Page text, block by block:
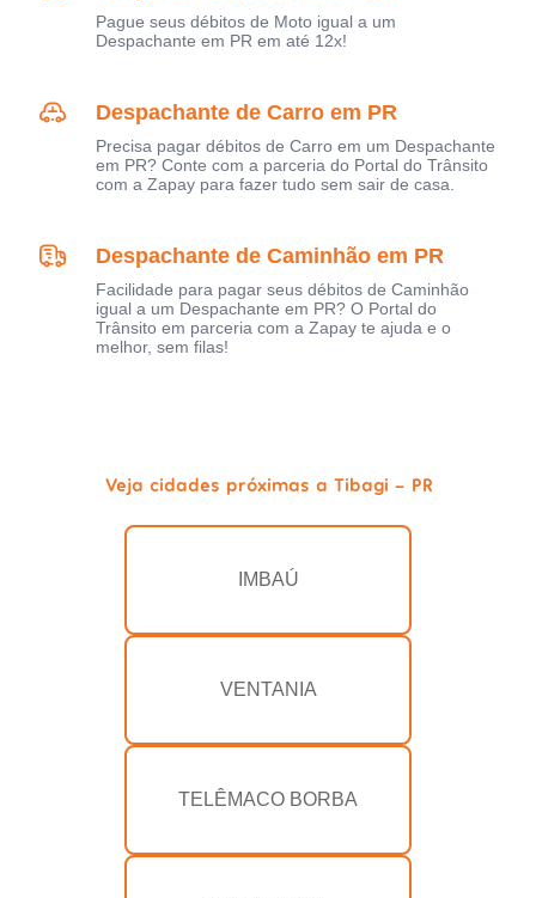
Pague seus débitos de Moto igual a um
Despachante em PR em até 12x!
Despachante de Carro em PR
Precisa pagar débitos de Carro em um Despachante
em PR? Conte com a parceria do Portal do Trânsito
com a Zapay para fazer tudo sem sair de casa.
Despachante de Caminhão em PR
Facilidade para pagar seus débitos de Caminhão
igual a um Despachante em PR? O Portal do
Trânsito em parceria com a Zapay te ajuda e o
melhor, sem filas!
Veja cidades próximas a Tibagi - PR
IMBAÚ
VENTANIA
TELÊMACO BORBA